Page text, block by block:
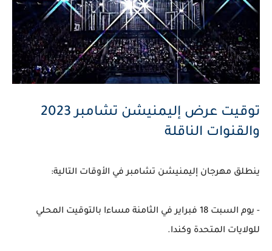
توقيت عرض إليمنيشن تشامبر 2023
والقنوات الناقلة
ينطلق مهرجان إليمنيشن تشامبر في الأوقات التالية:
- يوم السبت 18 فبراير في الثامنة مساءا بالتوقيت المحلي
للولايات المتحدة وكندا.